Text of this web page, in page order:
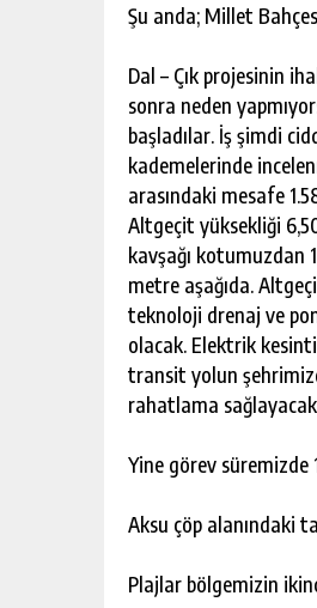
Şu anda; Millet
Dal – Çık projesinin
sonra neden
başladılar. İş şimdi
kademelerinde
arasındaki mesafe
Altgeçit yüksekliği
kavşağı kotumuzdan
metre aşağıda.
teknoloji drenaj ve
olacak. Elektrik
transit yolun
rahatlama
Yine görev süremizde
Aksu çöp alanındaki
Plajlar bölgemizin